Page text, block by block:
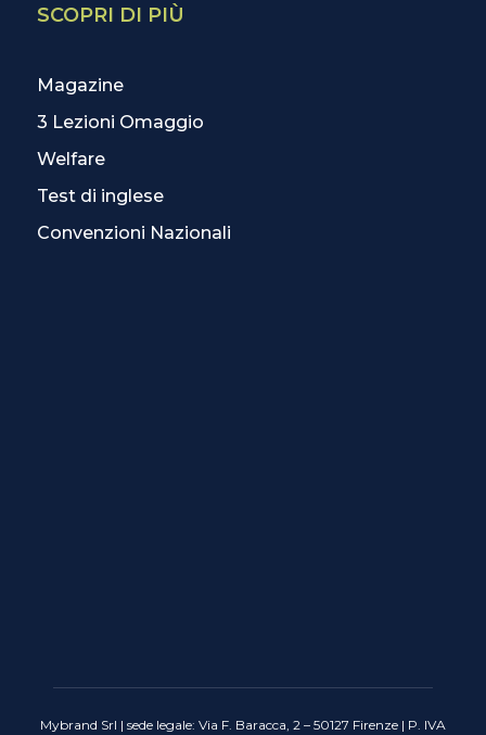
SCOPRI DI PIÙ
Magazine
3 Lezioni Omaggio
Welfare
Test di inglese
Convenzioni Nazionali
Mybrand Srl | sede legale: Via F. Baracca, 2 – 50127 Firenze | P. IVA